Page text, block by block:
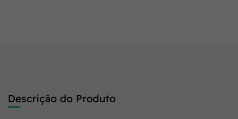
Descrição do Produto